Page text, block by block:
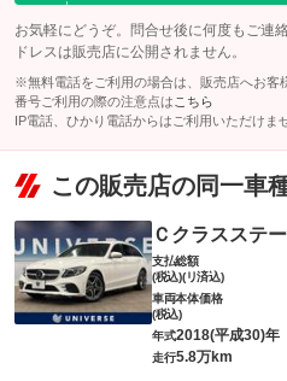
お気軽にどうぞ。問合せ後に何度もご連
ドレスは販売店に公開されません。
※無料電話をご利用の場合は、販売店へお客
番号ご利用の際の注意点は こちら
IP電話、ひかり電話からはご利用いただけま
この販売店の同一車
Ｃクラスステ
支払総額
(税込)(リ済込)
車両本体価格
(税込)
年式2018(平成30)年
走行5.8万km